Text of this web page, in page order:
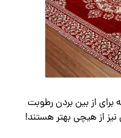
برای از بین بردن رطوبت
از هیچی بهتر هستند!